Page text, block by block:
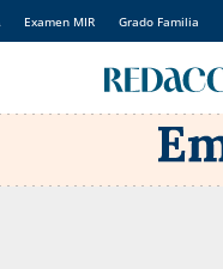
Examen MIR Grado Familia